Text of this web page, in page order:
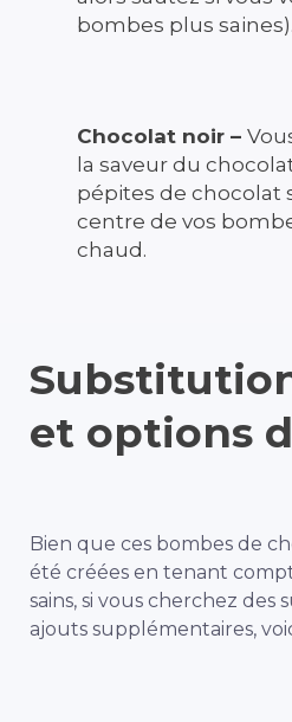
bombes plus saines).
Chocolat noir –
la saveur du
pépites de chocolat
centre de vos
chaud.
et options
Bien que ces bombes de
été créées en tenant
sains, si vous cherchez des
ajouts supplémentaires,